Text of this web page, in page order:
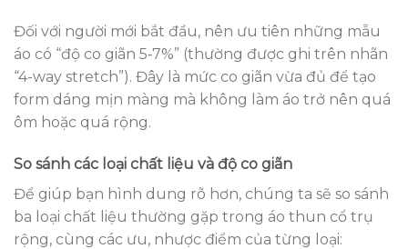
Đối với người mới bắt đầu, nên ưu tiên những mẫu
áo có “độ co giãn 5‑7%” (thường được ghi trên nhãn
“4-way stretch”). Đây là mức co giãn vừa đủ để tạo
form dáng mịn màng mà không làm áo trở nên quá
ôm hoặc quá rộng.
So sánh các loại chất liệu và độ co giãn
Để giúp bạn hình dung rõ hơn, chúng ta sẽ so sánh
ba loại chất liệu thường gặp trong áo thun cổ trụ
rộng, cùng các ưu, nhược điểm của từng loại: